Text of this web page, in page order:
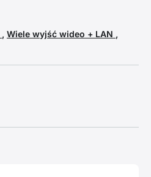
, Wiele wyjść wideo + LAN ,